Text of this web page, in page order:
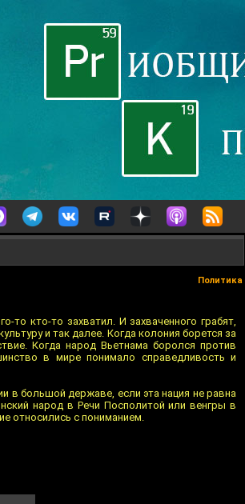
Политика
то кто-то захватил. И захваченного грабят,
и так далее. Когда колония борется за
Когда народ Вьетнама боролся против
в мире понимало справедливость и
в большой державе, если эта нация не равна
народ в Речи Посполитой или венгры в
относились с пониманием.